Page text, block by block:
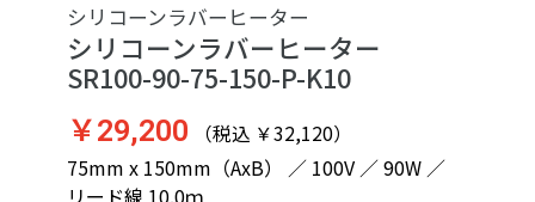
シリコーンラバーヒーター
シリコーンラバーヒーター
SR100-90-75-150-P-K10
￥29,200 （税込 ￥32,120）
75mm x 150mm（AxB） ／ 100V ／ 90W ／
リード線 10.0ｍ